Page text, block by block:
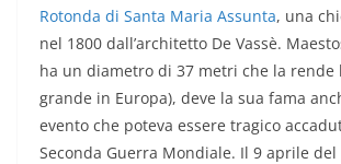
Rotonda di Santa Maria Assunta, una
nel 1800 dall’architetto De Vassè.
ha un diametro di 37 metri che la rende
grande in Europa), deve la sua fama
evento che poteva essere tragico
Seconda Guerra Mondiale. Il 9 aprile del